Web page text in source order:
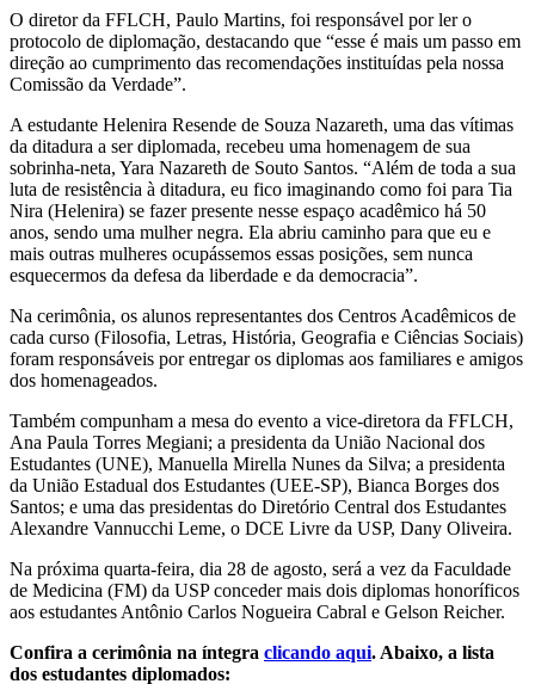
O diretor da FFLCH, Paulo Martins, foi responsável por ler o
protocolo de diplomação, destacando que “esse é mais um passo em
direção ao cumprimento das recomendações instituídas pela nossa
Comissão da Verdade”.
A estudante Helenira Resende de Souza Nazareth, uma das vítimas
da ditadura a ser diplomada, recebeu uma homenagem de sua
sobrinha-neta, Yara Nazareth de Souto Santos. “Além de toda a sua
luta de resistência à ditadura, eu fico imaginando como foi para Tia
Nira (Helenira) se fazer presente nesse espaço acadêmico há 50
anos, sendo uma mulher negra. Ela abriu caminho para que eu e
mais outras mulheres ocupássemos essas posições, sem nunca
esquecermos da defesa da liberdade e da democracia”.
Na cerimônia, os alunos representantes dos Centros Acadêmicos de
cada curso (Filosofia, Letras, História, Geografia e Ciências Sociais)
foram responsáveis por entregar os diplomas aos familiares e amigos
dos homenageados.
Também compunham a mesa do evento a vice-diretora da FFLCH,
Ana Paula Torres Megiani; a presidenta da União Nacional dos
Estudantes (UNE), Manuella Mirella Nunes da Silva; a presidenta
da União Estadual dos Estudantes (UEE-SP), Bianca Borges dos
Santos; e uma das presidentas do Diretório Central dos Estudantes
Alexandre Vannucchi Leme, o DCE Livre da USP, Dany Oliveira.
Na próxima quarta-feira, dia 28 de agosto, será a vez da Faculdade
de Medicina (FM) da USP conceder mais dois diplomas honoríficos
aos estudantes Antônio Carlos Nogueira Cabral e Gelson Reicher.
Confira a cerimônia na íntegra clicando aqui. Abaixo, a lista
dos estudantes diplomados: